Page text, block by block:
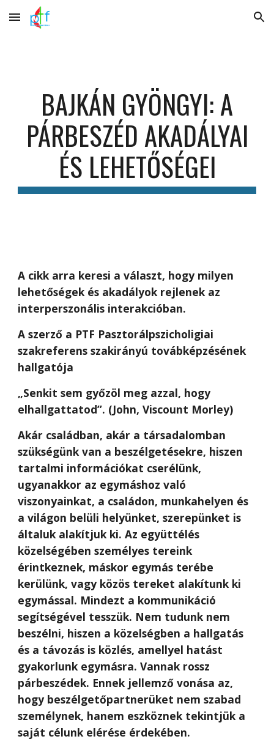
Skip to main content Skip to navigation
BAJKÁN GYÖNGYI: A
PÁRBESZÉD AKADÁLYAI
ÉS LEHETŐSÉGEI
A cikk arra keresi a választ, hogy milyen
lehetőségek és akadályok rejlenek az
interperszonális interakcióban.
A szerző a PTF Pasztorálpszicholigiai
szakreferens szakirányú továbképzésének
hallgatója
„Senkit sem győzöl meg azzal, hogy
elhallgattatod”. (John, Viscount Morley)
Akár családban, akár a társadalomban
szükségünk van a beszélgetésekre, hiszen
tartalmi információkat cserélünk,
ugyanakkor az egymáshoz való
viszonyainkat, a családon, munkahelyen és
a világon belüli helyünket, szerepünket is
általuk alakítjuk ki. Az együttélés
közelségében személyes tereink
érintkeznek, máskor egymás terébe
kerülünk, vagy közös tereket alakítunk ki
egymással. Mindezt a kommunikáció
segítségével tesszük. Nem tudunk nem
beszélni, hiszen a közelségben a hallgatás
és a távozás is közlés, amellyel hatást
gyakorlunk egymásra. Vannak rossz
párbeszédek. Ennek jellemző vonása az,
hogy beszélgetőpartnerüket nem szabad
személynek, hanem eszköznek tekintjük a
saját célunk elérése érdekében.